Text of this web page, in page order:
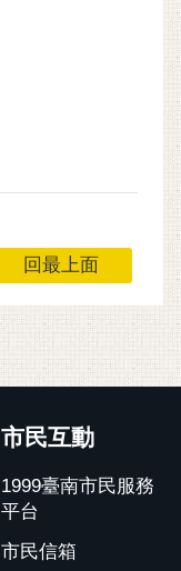
回最上面
市民互動
1999臺南市民服務
平台
市民信箱